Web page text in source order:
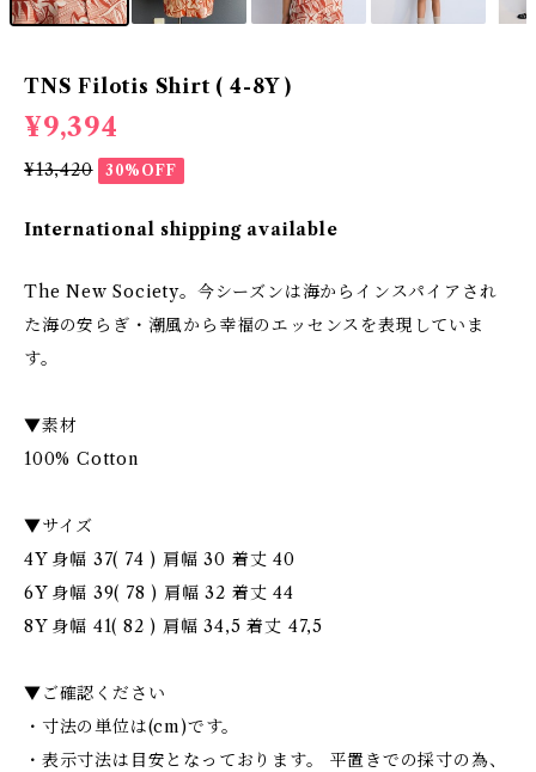
TNS Filotis Shirt ( 4-8Y )
¥9,394
¥13,420 30%OFF
International shipping available
The New Society。今シーズンは海からインスパイアされ
た海の安らぎ・潮風から幸福のエッセンスを表現していま
す。
▼素材
100% Cotton
▼サイズ
4Y 身幅 37( 74 ) 肩幅 30 着丈 40
6Y 身幅 39( 78 ) 肩幅 32 着丈 44
8Y 身幅 41( 82 ) 肩幅 34,5 着丈 47,5
▼ご確認ください
・寸法の単位は(cm)です。
・表示寸法は目安となっております。 平置きでの採寸の為、